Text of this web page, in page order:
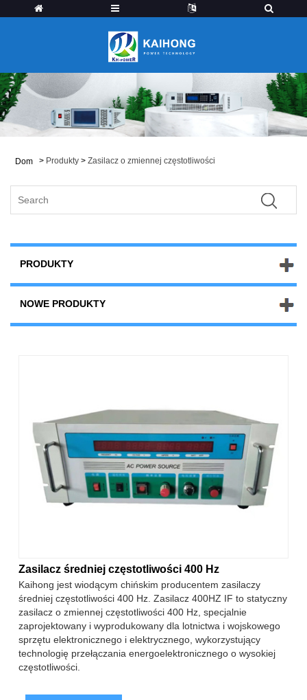
Dom > Produkty > Zasilacz o zmiennej częstotliwości
PRODUKTY
NOWE PRODUKTY
Zasilacz średniej częstotliwości 400 Hz
Kaihong jest wiodącym chińskim producentem zasilaczy
średniej częstotliwości 400 Hz. Zasilacz 400HZ IF to statyczny
zasilacz o zmiennej częstotliwości 400 Hz, specjalnie
zaprojektowany i wyprodukowany dla lotnictwa i wojskowego
sprzętu elektronicznego i elektrycznego, wykorzystujący
technologię przełączania energoelektronicznego o wysokiej
częstotliwości.